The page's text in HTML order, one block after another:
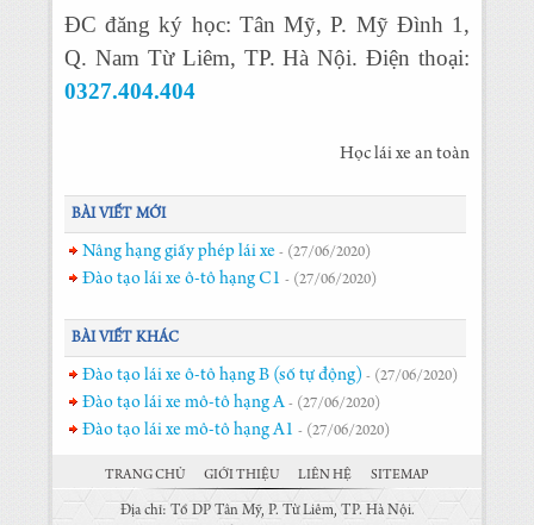
ĐC đăng ký học: Tân Mỹ, P. Mỹ Đình 1,
Q. Nam Từ Liêm, TP. Hà Nội. Điện thoại:
0327.404.404
Học lái xe an toàn
BÀI VIẾT MỚI
Nâng hạng giấy phép lái xe - (27/06/2020)
Đào tạo lái xe ô-tô hạng C1 - (27/06/2020)
BÀI VIẾT KHÁC
Đào tạo lái xe ô-tô hạng B (số tự động) - (27/06/2020)
Đào tạo lái xe mô-tô hạng A - (27/06/2020)
Đào tạo lái xe mô-tô hạng A1 - (27/06/2020)
TRANG CHỦ GIỚI THIỆU LIÊN HỆ SITEMAP
Địa chỉ: Tổ DP Tân Mỹ, P. Từ Liêm, TP. Hà Nội.